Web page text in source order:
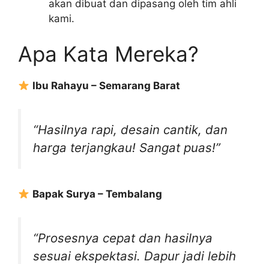
akan dibuat dan dipasang oleh tim ahli
kami.
Apa Kata Mereka?
Ibu Rahayu – Semarang Barat
“Hasilnya rapi, desain cantik, dan
harga terjangkau! Sangat puas!”
Bapak Surya – Tembalang
“Prosesnya cepat dan hasilnya
sesuai ekspektasi. Dapur jadi lebih